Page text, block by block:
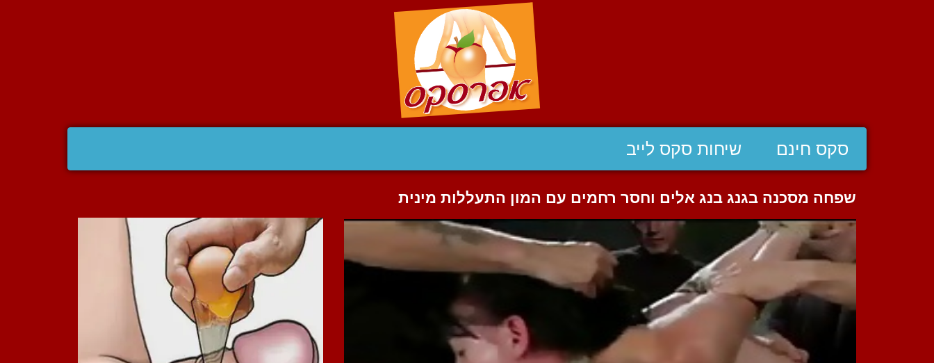
סקס חינם שיחות סקס לייב
שפחה מסכנה בגנג בנג אלים וחסר רחמים עם המון התעללות מינית